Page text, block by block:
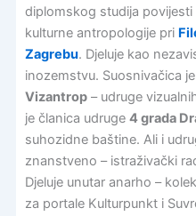
diplomskog studija
kulturne antropologije pri
Zagrebu. Djeluje kao
inozemstvu. Suosnivačica
Vizantrop– udruge
je članica udruge 4 grada
suhozidne baštine. Ali i
znanstveno – istraživački
Djeluje unutar anarho –
za portale Kulturpunkt i